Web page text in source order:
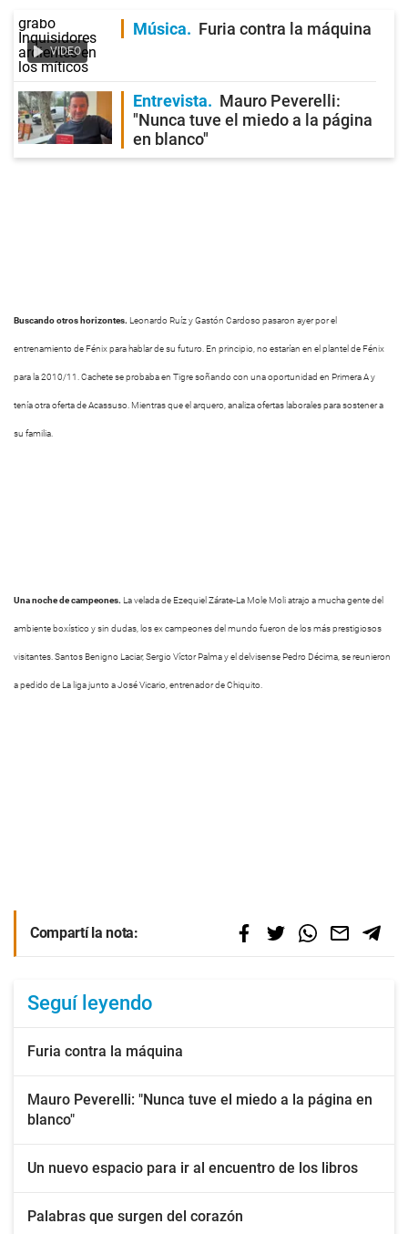
VIDEO
Música Furia contra la máquina
Entrevista
Mauro Peverelli:
"Nunca tuve el miedo a la página
en blanco"
Buscando otros horizontes. Leonardo Ruíz y Gastón Cardoso pasaron ayer por el
entrenamiento de Fénix para hablar de su futuro. En principio, no estarían en el plantel de Fénix
para la 2010/11. Cachete se probaba en Tigre soñando con una oportunidad en Primera A y
tenía otra oferta de Acassuso. Mientras que el arquero, analiza ofertas laborales para sostener a
su familia.
Una noche de campeones. La velada de Ezequiel Zárate-La Mole Moli atrajo a mucha gente del
ambiente boxístico y sin dudas, los ex campeones del mundo fueron de los más prestigiosos
visitantes. Santos Benigno Laciar, Sergio Víctor Palma y el delvisense Pedro Décima, se reunieron
a pedido de La liga junto a José Vicario, entrenador de Chiquito.
Compartí la nota:
Seguí leyendo
Furia contra la máquina
Mauro Peverelli: "Nunca tuve el miedo a la página en
blanco"
Un nuevo espacio para ir al encuentro de los libros
Palabras que surgen del corazón